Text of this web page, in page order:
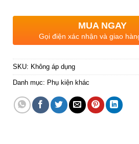
MUA NGAY
Gọi điện xác nhận và giao
SKU: Không áp dụng
Danh mục: Phụ kiện khác